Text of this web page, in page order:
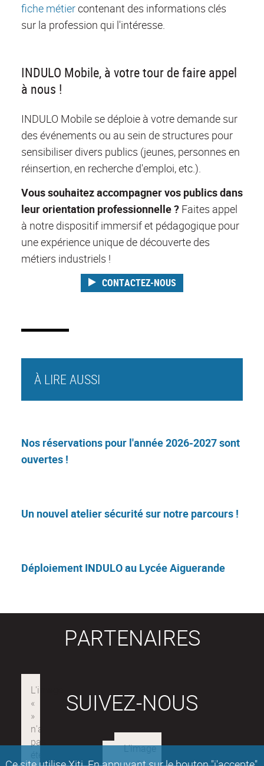
fiche métiercontenant des informations clés
sur la profession qui l'intéresse.
INDULO Mobile, à votre tour de faire appel
à nous !
INDULO Mobile se déploie à votre demande sur
des événements ou au sein de structures pour
sensibiliser divers publics (jeunes, personnes en
réinsertion, en recherche d'emploi, etc.).
Vous souhaitez accompagner vos publics dans
leur orientation professionnelle ? Faites appel
à notre dispositif immersif et pédagogique pour
une expérience unique de découverte des
métiers industriels !
CONTACTEZ-NOUS
À LIRE AUSSI
Nos réservations pour l'année 2026-2027 sont
ouvertes !
Un nouvel atelier sécurité sur notre parcours !
Déploiement INDULO au Lycée Aiguerande
PARTENAIRES
SUIVEZ-NOUS